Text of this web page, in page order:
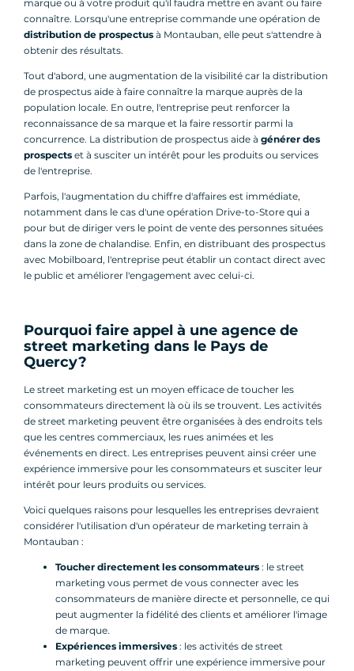
marque ou à votre produit qu'il faudra mettre en avant ou faire
connaître. Lorsqu'une entreprise commande une opération de
distribution de prospectus à Montauban, elle peut s'attendre à
obtenir des résultats.
Tout d'abord, une augmentation de la visibilité car la distribution
de prospectus aide à faire connaître la marque auprès de la
population locale. En outre, l'entreprise peut renforcer la
reconnaissance de sa marque et la faire ressortir parmi la
concurrence. La distribution de prospectus aide à générer des
prospects et à susciter un intérêt pour les produits ou services
de l'entreprise.
Parfois, l'augmentation du chiffre d'affaires est immédiate,
notamment dans le cas d'une opération Drive-to-Store qui a
pour but de diriger vers le point de vente des personnes situées
dans la zone de chalandise. Enfin, en distribuant des prospectus
avec Mobilboard, l'entreprise peut établir un contact direct avec
le public et améliorer l'engagement avec celui-ci.
Pourquoi faire appel à une agence de
street marketing dans le Pays de
Quercy?
Le street marketing est un moyen efficace de toucher les
consommateurs directement là où ils se trouvent. Les activités
de street marketing peuvent être organisées à des endroits tels
que les centres commerciaux, les rues animées et les
événements en direct. Les entreprises peuvent ainsi créer une
expérience immersive pour les consommateurs et susciter leur
intérêt pour leurs produits ou services.
Voici quelques raisons pour lesquelles les entreprises devraient
considérer l'utilisation d'un opérateur de marketing terrain à
Montauban :
Toucher directement les consommateurs : le street
marketing vous permet de vous connecter avec les
consommateurs de manière directe et personnelle, ce qui
peut augmenter la fidélité des clients et améliorer l'image
de marque.
Expériences immersives : les activités de street
marketing peuvent offrir une expérience immersive pour